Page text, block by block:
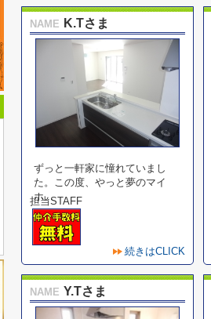
NAME K.Tさま
ずっと一軒家に憧れていまし
た。この度、やっと夢のマイ
ホ...
担当STAFF
続きはCLICK
NAME Y.Tさま